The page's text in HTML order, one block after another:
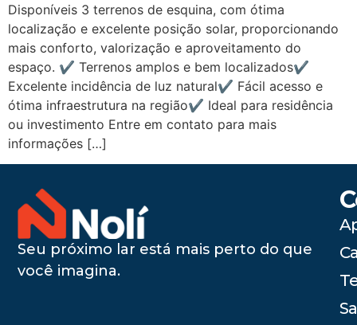
Disponíveis 3 terrenos de esquina, com ótima
localização e excelente posição solar, proporcionando
mais conforto, valorização e aproveitamento do
espaço. ✔ Terrenos amplos e bem localizados✔
Excelente incidência de luz natural✔ Fácil acesso e
ótima infraestrutura na região✔ Ideal para residência
ou investimento Entre em contato para mais
informações […]
Seu próximo lar está mais perto do que
você imagina.